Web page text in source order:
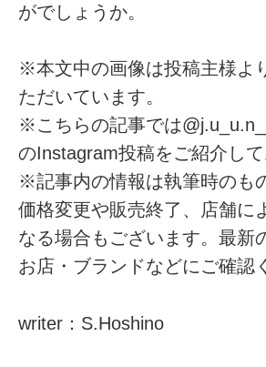
がでしょうか。
※本文中の画像は投稿主様よ
ただいています。
※こちらの記事では
のInstagram投稿をご紹介して
※記事内の情報は執筆時のも
価格変更や販売終了、店舗に
なる場合もございます。最新
お店・ブランドなどにご確認
writer：S.Hoshino